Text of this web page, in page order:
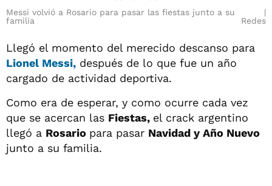
Messi volvió a Rosario para pasar las fiestas junto a su
familia
Redes
Llegó el momento del merecido descanso para
Lionel Messi, después de lo que fue un año
cargado de actividad deportiva.
Como era de esperar, y como ocurre cada vez
que se acercan las Fiestas, el crack argentino
llegó a Rosario para pasar Navidad y Año Nuevo
junto a su familia.